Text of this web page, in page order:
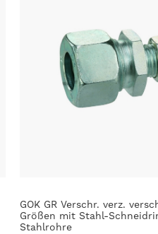
GOK GR Verschr. verz.
Größen mit Stahl-
Stahlrohre